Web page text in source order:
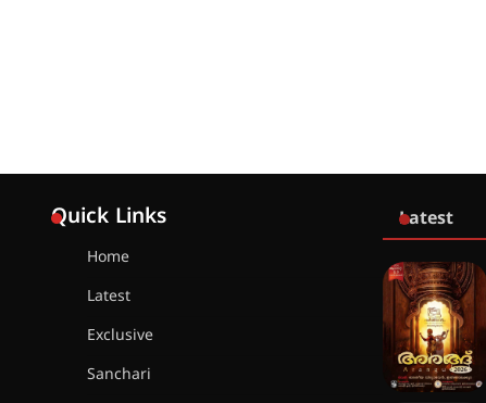
Quick Links
Home
Latest
Exclusive
Sanchari
Latest